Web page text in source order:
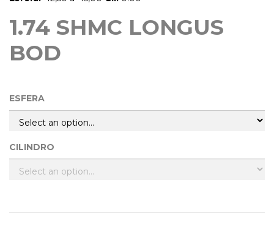
1.74 SHMC LONGUS
BOD
ESFERA
CILINDRO